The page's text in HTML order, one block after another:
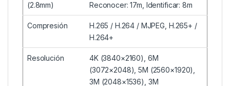
(2.8mm)
Reconocer: 17m, Identificar: 8m
Compresión
H.265 / H.264 / MJPEG, H.265+ /
H.264+
Resolución
4K (3840×2160), 6M
(3072×2048), 5M (2560×1920),
3M (2048×1536), 3M